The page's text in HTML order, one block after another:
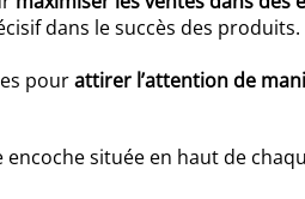
dans le succès des produits.
pourattirer l’attention de
située en haut de